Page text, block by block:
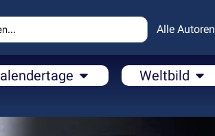
Alle Autoren
Weltbild